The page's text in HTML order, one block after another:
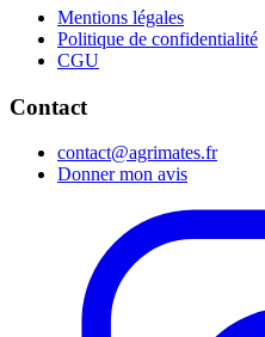
Mentions légales
Politique de confidentialité
CGU
Contact
contact@agrimates.fr
Donner mon avis